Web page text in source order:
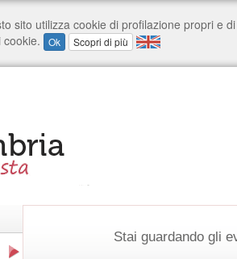
Stai guardando gli